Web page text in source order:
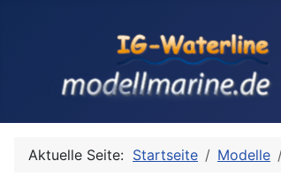
Aktuelle Seite: Startseite Modelle